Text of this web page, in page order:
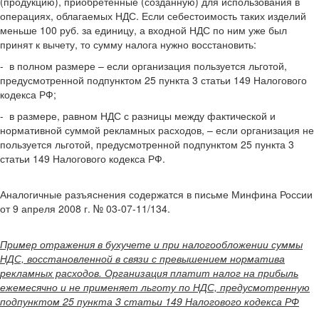
операциях, облагаемых НДС. Если себестоимость таких изделий
меньше 100 руб. за единицу, а входной НДС по ним уже был
принят к вычету, то сумму налога нужно восстановить:
- в полном размере – если организация пользуется льготой,
предусмотренной подпунктом 25 пункта 3 статьи 149 Налогового
кодекса РФ;
- в размере, равном НДС с разницы между фактической и
нормативной суммой рекламных расходов, – если организация не
пользуется льготой, предусмотренной подпунктом 25 пункта 3
статьи 149 Налогового кодекса РФ.
Аналогичные разъяснения содержатся в письме Минфина России
от 9 апреля 2008 г. № 03-07-11/134.
Пример отражения в бухучете и при налогообложении суммы
НДС, восстановленной в связи с превышением норматива
рекламных расходов. Организация платит налог на прибыль
ежемесячно и не применяет льготу по НДС, предусмотренную
подпунктом 25 пункта 3 статьи 149 Налогового кодекса РФ